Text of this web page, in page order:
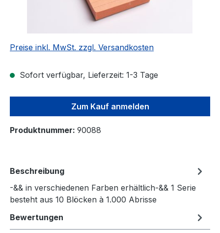
Preise inkl. MwSt. zzgl. Versandkosten
Sofort verfügbar, Lieferzeit: 1-3 Tage
Zum Kauf anmelden
Produktnummer: 90088
Beschreibung
-&& in verschiedenen Farben erhältlich-&& 1 Serie
besteht aus 10 Blöcken à 1.000 Abrisse
Bewertungen